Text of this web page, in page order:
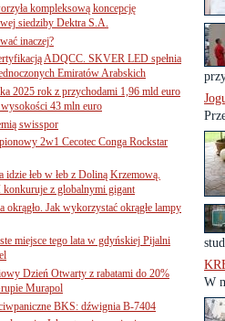
W
kompleksową koncepcję
siedziby Dektra S.A.
inaczej?
ADQCC. SKVER LED spełnia
Emiratów Arabskich
2025 rok z przychodami 1,96 mld euro
43 mln euro
swisspor
2w1 Cecotec Conga Rockstar
idzie łeb w łeb z Doliną Krzemową.
z globalnymi gigant
okrągło. Jak wykorzystać okrągłe lampy
miejsce tego lata w gdyńskiej Pijalni
Dzień Otwarty z rabatami do 20%
Murapol
BKS: dźwignia B-7404